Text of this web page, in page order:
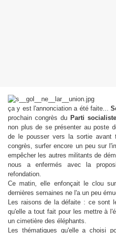
ça y est l'annonciation a été faite...
prochain congrès du Parti socialiste
non plus de se présenter au poste
de le pousser vers la sortie avant
congrès, surfer encore un peu sur
empêcher les autres militants de
nous a enfermés avec la
refondation.
Ce matin, elle enfonçait le clou
dernières semaines ne l'a un peu
Les raisons de la défaite : ce sont
qu'elle a tout fait pour les mettre à
un cimetière des éléphants.
Les thématiques qu'elle a choisi